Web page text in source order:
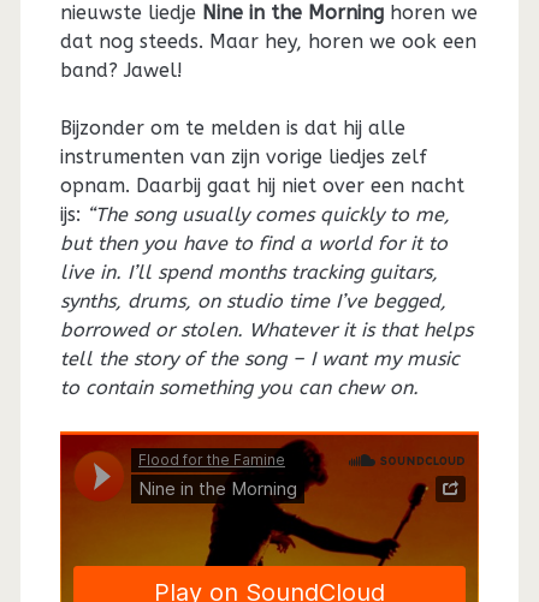
nieuwste liedje Nine in the Morninghoren we
dat nog steeds. Maar hey, horen we ook een
band? Jawel!
Bijzonder om te melden is dat hij alle
instrumenten van zijn vorige liedjes zelf
opnam. Daarbij gaat hij niet over een nacht
ijs: “The song usually comes quickly to me,
but then you have to find a world for it to
live in. I’ll spend months tracking guitars,
synths, drums, on studio time I’ve begged,
borrowed or stolen. Whatever it is that helps
tell the story of the song – I want my music
to contain something you can chew on.